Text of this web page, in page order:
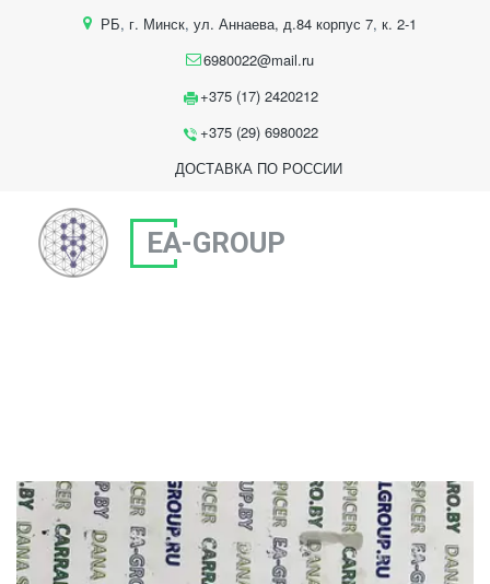
РБ, г. Минск, ул. Аннаева, д.84 корпус 7, к. 2-1
6980022@mail.ru
+375 (17) 2420212
+375 (29) 6980022
ДОСТАВКА ПО РОССИИ
EA-GROUP